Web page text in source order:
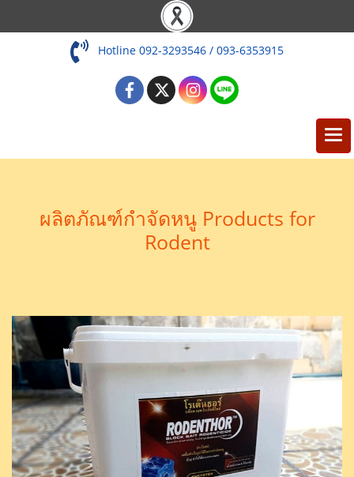
Hotline 092-3293546 / 093-6353915
ผลิตภัณฑ์กำจัดหนู Products for
Rodent